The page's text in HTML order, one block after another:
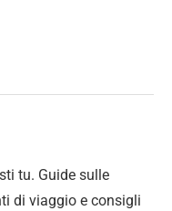
tu. Guide sulle
di viaggio e consigli